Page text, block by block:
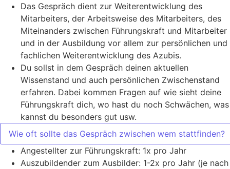
Das Gespräch dient zur Weiterentwicklung des
Mitarbeiters, der Arbeitsweise des Mitarbeiters, des
Miteinanders zwischen Führungskraft und Mitarbeiter
und in der Ausbildung vor allem zur persönlichen und
fachlichen Weiterentwicklung des Azubis.
Du sollst in dem Gespräch deinen aktuellen
Wissenstand und auch persönlichen Zwischenstand
erfahren. Dabei kommen Fragen auf wie sieht deine
Führungskraft dich, wo hast du noch Schwächen, was
kannst du besonders gut usw.
Wie oft sollte das Gespräch zwischen wem stattfinden?
Angestellter zur Führungskraft: 1x pro Jahr
Auszubildender zum Ausbilder: 1-2x pro Jahr (je nach